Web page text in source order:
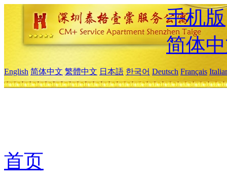
手机版
简体
English 简体中文 繁體中文 日本語 한국어 Deutsch Français
首页